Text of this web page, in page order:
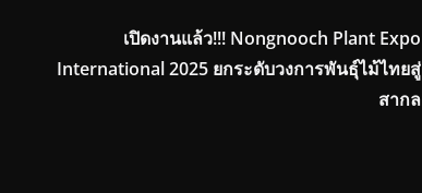
เปิดงานแล้ว!!! Nongnooch Plant Expo
International 2025 ยกระดับวงการพันธุ์ไม้ไทยสู่
สากล